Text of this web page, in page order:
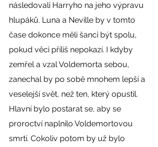
následovali Harryho na jeho výpravu
hlupáků. Luna a Neville by v tomto
čase dokonce měli šanci být spolu,
pokud věci příliš nepokazí. I kdyby
zemřel a vzal Voldemorta sebou,
zanechal by po sobě mnohem lepší a
veselejší svět, než ten, který opustil.
Hlavní bylo postarat se, aby se
proroctví naplnilo Voldemortovou
smrtí. Cokoliv potom by už bylo